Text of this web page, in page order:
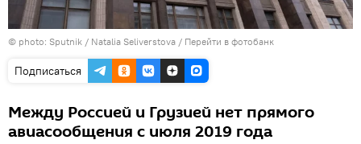
© photo: Sputnik / Natalia Seliverstova / Перейти в фотобанк
Подписаться
Между Россией и Грузией нет прямого
авиасообщения с июля 2019 года